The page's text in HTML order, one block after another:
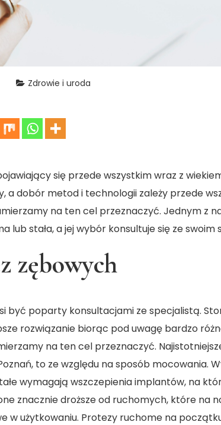
Zdrowie i uroda
się przede wszystkim wraz z
a dobór metod i technologii zależy przede
na ten cel przeznaczyć. Jednym z
lub stała, a jej wybór konsultuje się ze
zębowych
być poparty konsultacjami ze specjalistą.
rozwiązanie biorąc pod uwagę bardzo
na ten cel przeznaczyć.
to ze względu na sposób mocowania.
wymagają wszczepienia implantów, na
znacznie droższe od ruchomych, które na
w użytkowaniu. Protezy ruchome na